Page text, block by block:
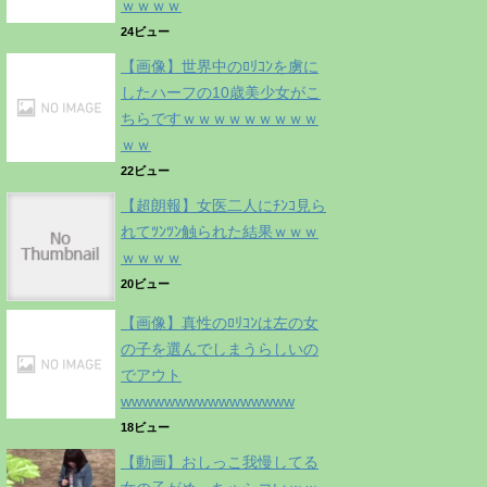
ｗｗｗｗ
24ビュー
【画像】世界中のﾛﾘｺﾝを虜に
したハーフの10歳美少女がこ
ちらですｗｗｗｗｗｗｗｗｗ
ｗｗ
22ビュー
【超朗報】女医二人にﾁﾝｺ見ら
れてﾂﾝﾂﾝ触られた結果ｗｗｗ
ｗｗｗｗ
20ビュー
【画像】真性のﾛﾘｺﾝは左の女
の子を選んでしまうらしいの
でアウト
wwwwwwwwwwwwwwww
18ビュー
【動画】おしっこ我慢してる